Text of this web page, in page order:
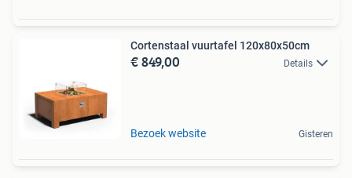
Cortenstaal vuurtafel 120x80x50cm
€ 849,00 Details
Bezoek website Gisteren